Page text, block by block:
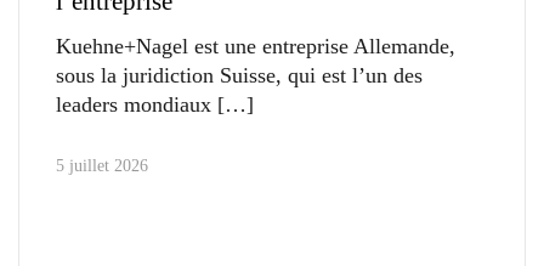
Kuehne+Nagel est une entreprise Allemande,
sous la juridiction Suisse, qui est l’un des
leaders mondiaux
5 juillet 2026